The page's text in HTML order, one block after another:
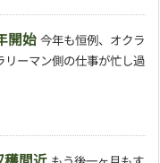
開始 今年も恒例、オクラ
リーマン側の仕事が忙し過